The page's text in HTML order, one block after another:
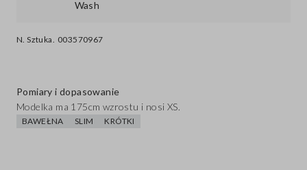
N. Sztuka. 003570967
Pomiary i dopasowanie
Modelka ma 175cm wzrostu i nosi XS.
BAWEŁNA SLIM KRÓTKI